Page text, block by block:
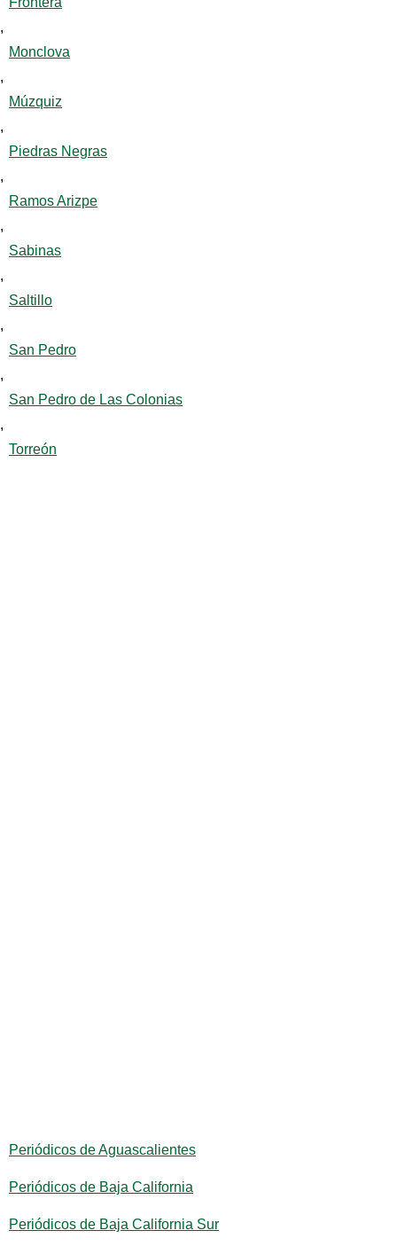
,
Monclova
,
Múzquiz
,
Piedras Negras
,
Ramos Arizpe
,
Sabinas
,
Saltillo
,
San Pedro
,
San Pedro de Las Colonias
,
Torreón
Periódicos de Aguascalientes
Periódicos de Baja California
Periódicos de Baja California Sur